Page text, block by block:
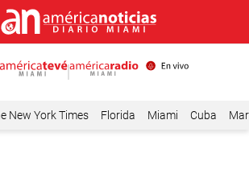
New York Times Florida Miami Cuba